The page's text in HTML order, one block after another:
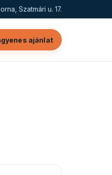
Szatmári u. 17.
ajánlat